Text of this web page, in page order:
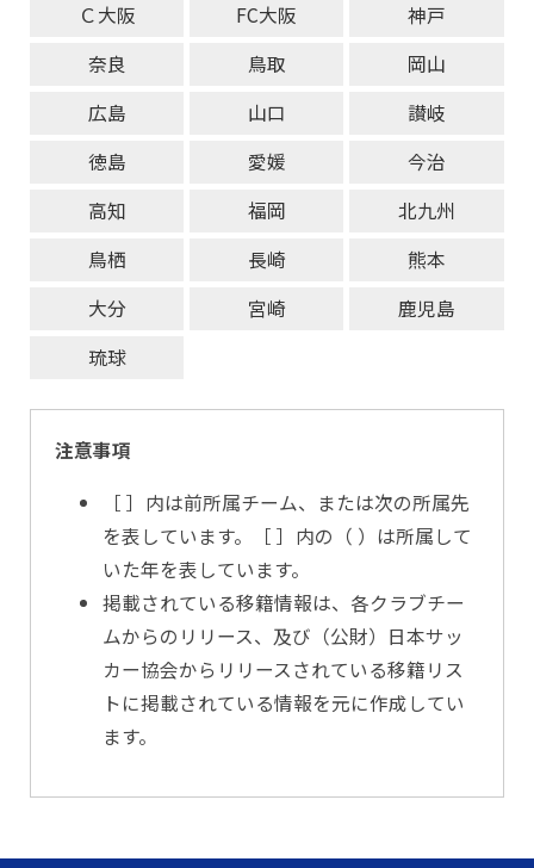
Ｃ大阪
FC大阪
神戸
奈良
鳥取
岡山
広島
山口
讃岐
徳島
愛媛
今治
高知
福岡
北九州
鳥栖
長崎
熊本
大分
宮崎
鹿児島
琉球
注意事項
［ ］内は前所属チーム、または次の所属先
を表しています。［ ］内の（ ）は所属して
いた年を表しています。
掲載されている移籍情報は、各クラブチー
ムからのリリース、及び（公財）日本サッ
カー協会からリリースされている移籍リス
トに掲載されている情報を元に作成してい
ます。